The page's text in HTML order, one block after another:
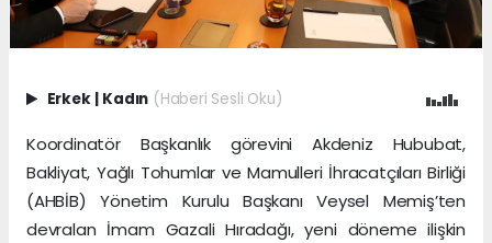
Erkek Kadın (Haberi Sesli Oku)
Koordinatör Başkanlık görevini Akdeniz Hububat,
Bakliyat, Yağlı Tohumlar ve Mamulleri İhracatçıları Birliği
(AHBİB) Yönetim Kurulu Başkanı Veysel Memiş’ten
devralan İmam Gazali Hıradağı, yeni döneme ilişkin